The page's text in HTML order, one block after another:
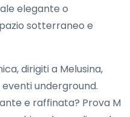
elegante o
sotterraneo e
dirigiti a Melusina,
eventi underground.
e raffinata? Prova M